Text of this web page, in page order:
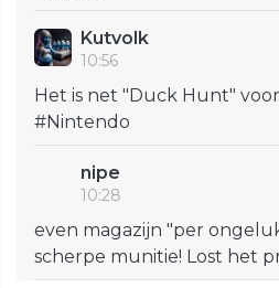
Kutvolk
10:56
Het is net "Duck Hunt"
#Nintendo
nipe
10:28
even magazijn "per
scherpe munitie! Lost het